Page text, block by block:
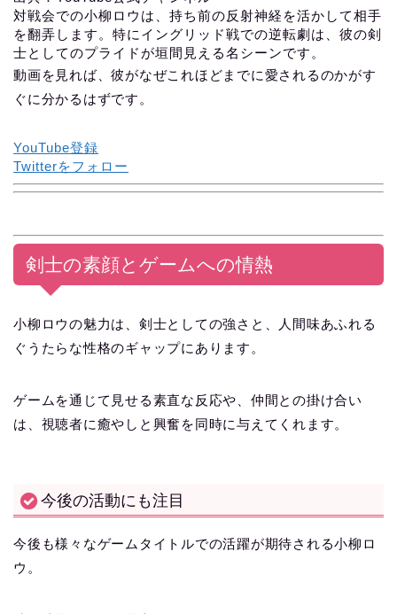
対戦会での小柳ロウは、持ち前の反射神経を活かして相手
を翻弄します。特にイングリッド戦での逆転劇は、彼の剣
士としてのプライドが垣間見える名シーンです。
動画を見れば、彼がなぜこれほどまでに愛されるのかがす
ぐに分かるはずです。
YouTube登録
Twitterをフォロー
剣士の素顔とゲームへの情熱
小柳ロウの魅力は、剣士としての強さと、人間味あふれる
ぐうたらな性格のギャップにあります。
ゲームを通じて見せる素直な反応や、仲間との掛け合い
は、視聴者に癒やしと興奮を同時に与えてくれます。
今後の活動にも注目
今後も様々なゲームタイトルでの活躍が期待される小柳ロ
ウ。